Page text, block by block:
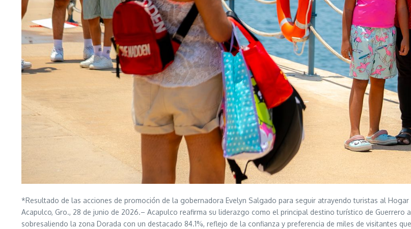
*Resultado de las acciones de promoción de la gobernadora Evelyn Salgado para seguir atrayendo turistas al
Acapulco, Gro., 28 de junio de 2026.– Acapulco reafirma su liderazgo como el principal destino turístico de
sobresaliendo la zona Dorada con un destacado 84.1%, reflejo de la confianza y preferencia de miles de visitantes